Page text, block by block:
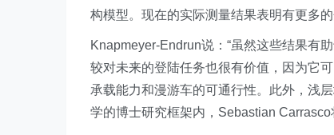
构模型。现在的实际测量结果表明有更多
Knapmeyer-Endrun说：“虽然这些结果有
较对未来的登陆任务也很有价值，因为它
承载能力和漫游车的可通行性。此外，浅
学的博士研究框架内，Sebastian